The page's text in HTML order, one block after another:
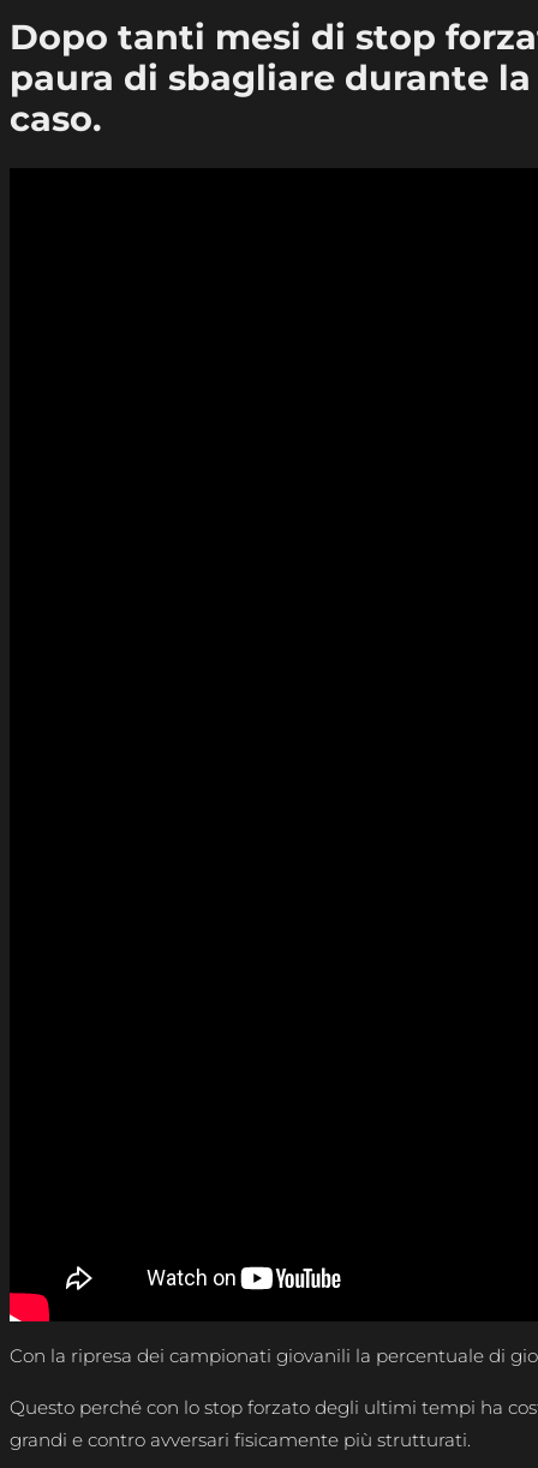
Dopo tanti mesi di stop
paura di sbagliare durante
caso.
Con la ripresa dei campionati giovanili la percentuale di
Questo perché con lo stop forzato degli ultimi tempi ha
grandi e contro avversari fisicamente più strutturati.